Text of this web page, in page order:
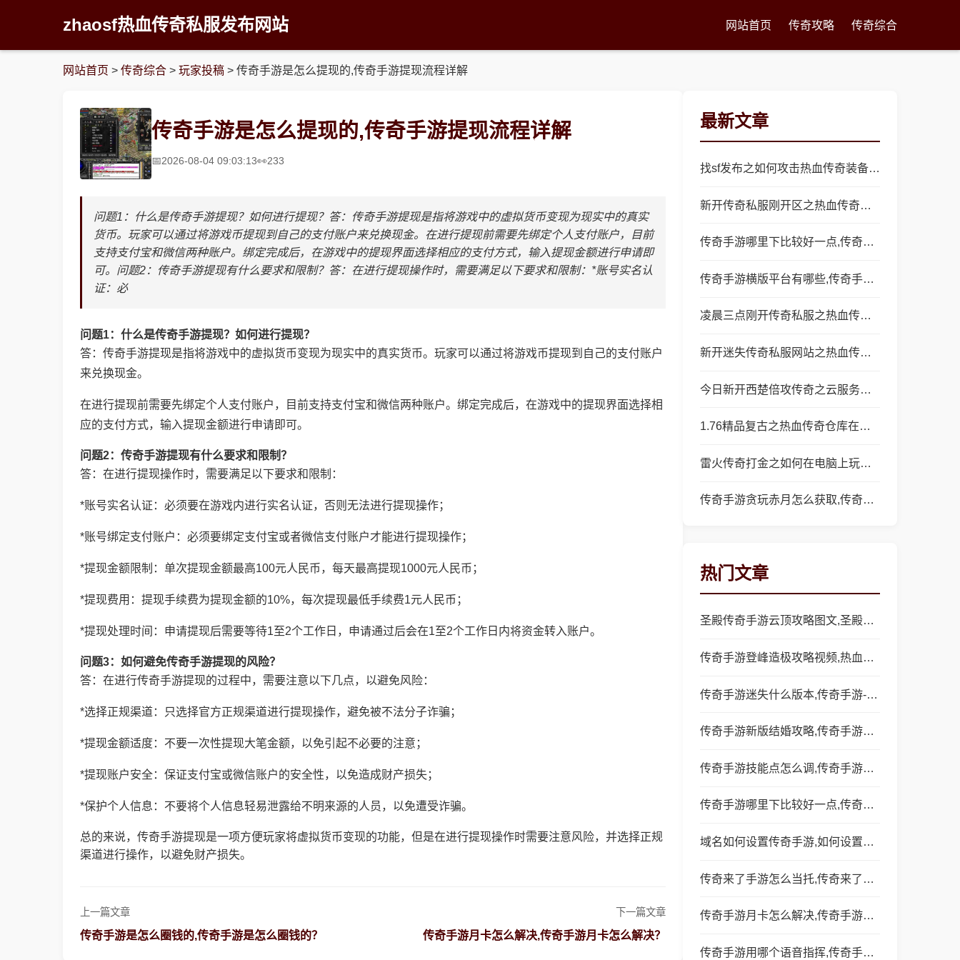
zhaosf热血传奇私服发布网站 网站首页 传奇攻略 传奇综合
网站首页 > 传奇综合 > 玩家投稿 > 传奇手游是怎么提现的,传奇手游提现流程详解
传奇手游是怎么提现的,传奇手游提现流程详解
2026-08-04 09:03:13 233
问题1：什么是传奇手游提现？如何进行提现？答：传奇手游提现是指将游戏中的虚拟货币变现为现实中的真实
货币。玩家可以通过将游戏币提现到自己的支付账户来兑换现金。在进行提现前需要先绑定个人支付账户，目前
支持支付宝和微信两种账户。绑定完成后，在游戏中的提现界面选择相应的支付方式，输入提现金额进行申请即
可。问题2：传奇手游提现有什么要求和限制？答：在进行提现操作时，需要满足以下要求和限制：*账号实名认
证：必
问题1：什么是传奇手游提现？如何进行提现？
答：传奇手游提现是指将游戏中的虚拟货币变现为现实中的真实货币。玩家可以通过将游戏币提现到自己的支付账户
来兑换现金。
在进行提现前需要先绑定个人支付账户，目前支持支付宝和微信两种账户。绑定完成后，在游戏中的提现界面选择相
应的支付方式，输入提现金额进行申请即可。
问题2：传奇手游提现有什么要求和限制？
答：在进行提现操作时，需要满足以下要求和限制：
*账号实名认证：必须要在游戏内进行实名认证，否则无法进行提现操作；
*账号绑定支付账户：必须要绑定支付宝或者微信支付账户才能进行提现操作；
*提现金额限制：单次提现金额最高100元人民币，每天最高提现1000元人民币；
*提现费用：提现手续费为提现金额的10%，每次提现最低手续费1元人民币；
*提现处理时间：申请提现后需要等待1至2个工作日，申请通过后会在1至2个工作日内将资金转入账户。
问题3：如何避免传奇手游提现的风险？
答：在进行传奇手游提现的过程中，需要注意以下几点，以避免风险：
*选择正规渠道：只选择官方正规渠道进行提现操作，避免被不法分子诈骗；
*提现金额适度：不要一次性提现大笔金额，以免引起不必要的注意；
*提现账户安全：保证支付宝或微信账户的安全性，以免造成财产损失；
*保护个人信息：不要将个人信息轻易泄露给不明来源的人员，以免遭受诈骗。
总的来说，传奇手游提现是一项方便玩家将虚拟货币变现的功能，但是在进行提现操作时需要注意风险，并选择正规
渠道进行操作，以避免财产损失。
上一篇文章
传奇手游是怎么圈钱的,传奇手游是怎么圈钱的？
下一篇文章
传奇手游月卡怎么解决,传奇手游月卡怎么解决？
最新文章
找sf发布之如何攻击热血传奇装备合成
新开传奇私服刚开区之热血传奇怀旧版金矿卖多少
传奇手游哪里下比较好一点,传奇手游哪里下比较好？
传奇手游横版平台有哪些,传奇手游：探讨横版平台有哪些
凌晨三点刚开传奇私服之热血传奇鸡肉卖哪里
新开迷失传奇私服网站之热血传奇哪里可以卡怪
今日新开西楚倍攻传奇之云服务器怎么做传奇私服
1.76精品复古之热血传奇仓库在哪里
雷火传奇打金之如何在电脑上玩传奇私服
传奇手游贪玩赤月怎么获取,传奇手游贪玩赤月获取攻略
热门文章
圣殿传奇手游云顶攻略图文,圣殿传奇手游：云顶攻略图文
传奇手游登峰造极攻略视频,热血传奇：登峰造极攻略视频分享
传奇手游迷失什么版本,传奇手游-迷失什么版本？
传奇手游新版结婚攻略,传奇手游新版结婚攻略
传奇手游技能点怎么调,传奇手游技能点怎么调？
传奇手游哪里下比较好一点,传奇手游哪里下比较好？
域名如何设置传奇手游,如何设置传奇手游的域名？
传奇来了手游怎么当托,传奇来了手游怎么当托？
传奇手游月卡怎么解决,传奇手游月卡怎么解决？
传奇手游用哪个语音指挥,传奇手游，你用哪个语音指挥？